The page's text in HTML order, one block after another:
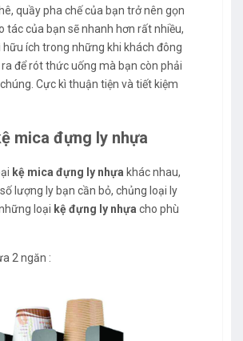
quầy pha chế của bạn trở nên gọn
tác của bạn sẽ nhanh hơn rất nhiều,
hữu ích trong những khi khách đông
để rót thức uống mà bạn còn phải
Cực kì thuận tiện và tiết kiệm
mica đựng ly nhựa
kệ mica đựng ly nhựa khác nhau,
lượng ly bạn cần bỏ, chủng loại ly
loại kệ đựng ly nhựa cho phù
2 ngăn :